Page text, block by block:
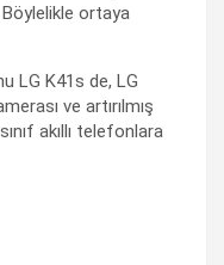
ortaya
LG K41s de, LG
ve artırılmış
akıllı telefonlara